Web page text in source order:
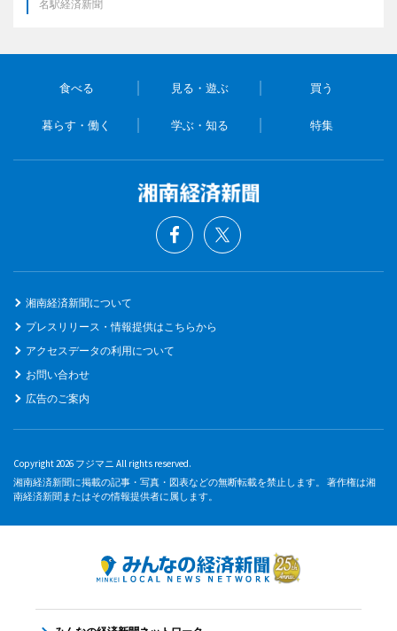
名駅経済新聞
食べる 見る・遊ぶ 買う
暮らす・働く 学ぶ・知る 特集
湘南経済新聞について
プレスリリース・情報提供はこちらから
アクセスデータの利用について
お問い合わせ
広告のご案内
Copyright 2026 フジマニ All rights reserved.
湘南経済新聞に掲載の記事・写真・図表などの無断転載を禁止します。 著作権は湘
南経済新聞またはその情報提供者に属します。